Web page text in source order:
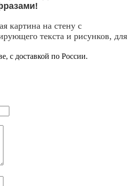
картина на стену с
текста и рисунков, для
с доставкой по России.